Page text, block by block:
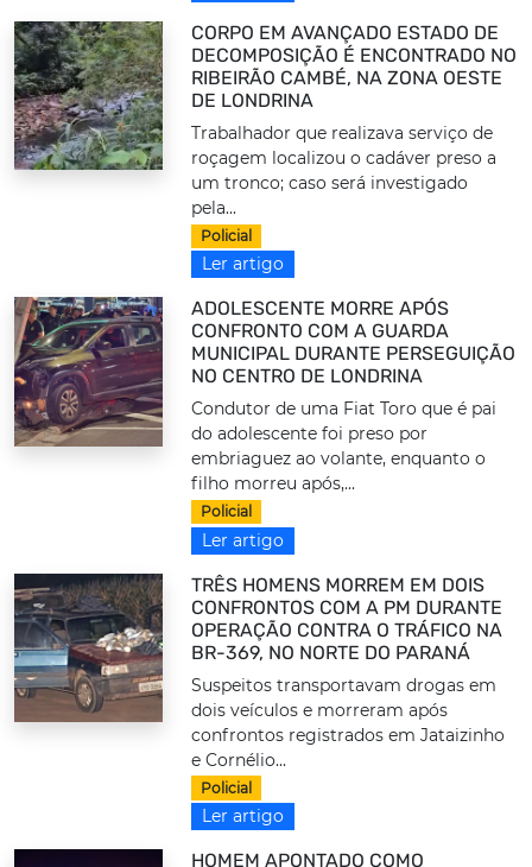
CORPO EM AVANÇADO ESTADO DE
DECOMPOSIÇÃO É ENCONTRADO NO
RIBEIRÃO CAMBÉ, NA ZONA OESTE
DE LONDRINA
Trabalhador que realizava serviço de
roçagem localizou o cadáver preso a
um tronco; caso será investigado
pela...
Policial
Ler artigo
ADOLESCENTE MORRE APÓS
CONFRONTO COM A GUARDA
MUNICIPAL DURANTE PERSEGUIÇÃO
NO CENTRO DE LONDRINA
Condutor de uma Fiat Toro que é pai
do adolescente foi preso por
embriaguez ao volante, enquanto o
filho morreu após,...
Policial
Ler artigo
TRÊS HOMENS MORREM EM DOIS
CONFRONTOS COM A PM DURANTE
OPERAÇÃO CONTRA O TRÁFICO NA
BR-369, NO NORTE DO PARANÁ
Suspeitos transportavam drogas em
dois veículos e morreram após
confrontos registrados em Jataizinho
e Cornélio...
Policial
Ler artigo
HOMEM APONTADO COMO